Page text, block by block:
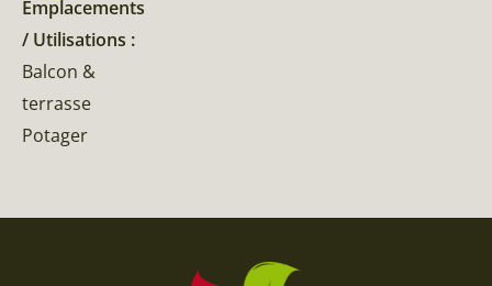
Emplacements
/ Utilisations :
Balcon &
terrasse
Potager